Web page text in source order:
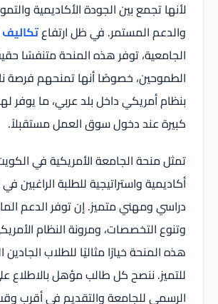
لأنها تجمع بين الجودة الأكاديمية
والدعم المستمر. في ظل ارتفاع
الجامعية، توفر هذه المنحة متنفسًا
الطموحين، خصوصًا أنها تمنحهم فرصة
بنظام أمريكي داخل بلد عربي، ما يوفر
كبيرة عند دخول سوق العمل مستقبلاً.
تمثل منحة الجامعة الأمريكية في
أكاديمية واستراتيجية للطلبة الراغبين
دراسي ومهني متميز. إن توفر الدعم
وتنوع التخصصات، ومرونة النظام
هذه المنحة خيارًا مثاليًا للطلاب
للتميز. ننصح كل طالب مؤهل بالاطلاع
الرسمي للجامعة والتقديم في أقرب